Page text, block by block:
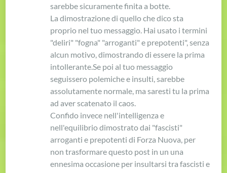
sarebbe sicuramente finita a botte.
La dimostrazione di quello che dico sta
proprio nel tuo messaggio. Hai usato i termini
"deliri" "fogna" "arroganti" e prepotenti", senza
alcun motivo, dimostrando di essere la prima
intollerante. Se poi al tuo messaggio
seguissero polemiche e insulti, sarebbe
assolutamente normale, ma saresti tu la prima
ad aver scatenato il caos.
Confido invece nell'intelligenza e
nell'equilibrio dimostrato dai "fascisti"
arroganti e prepotenti di Forza Nuova, per
non trasformare questo post in un una
ennesima occasione per insultarsi tra fascisti e